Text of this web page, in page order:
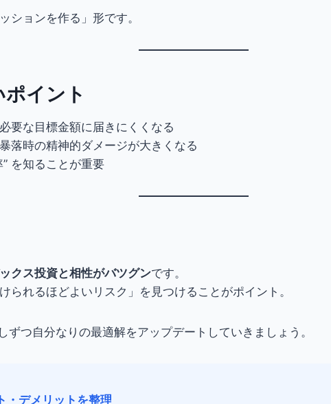
ションを作る」形です。
イント
要な目標金額に届きにくくなる
落時の精神的ダメージが大きくなる
を知ることが重要
クス投資と相性がバツグンです。
られるほどよいリスク」を見つけることがポイント。
つ自分なりの最適解をアップデートしていきましょう。
・デメリットを整理